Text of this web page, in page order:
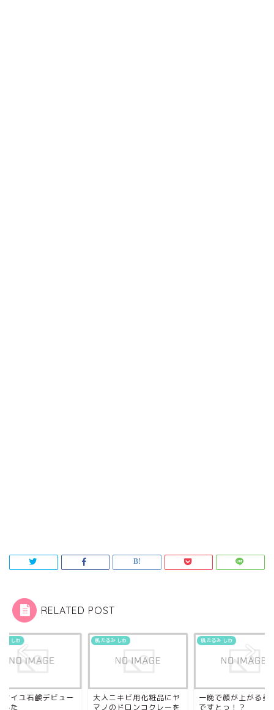
RELATED POST
み しわ
セイユ石鹸デビュー
した
肌 たるみ しわ
大人ニキビ用化粧品にヤ
マノのドロンコクレーを
肌 たるみ しわ
一晩で顔が上がる美
ですとっ！？